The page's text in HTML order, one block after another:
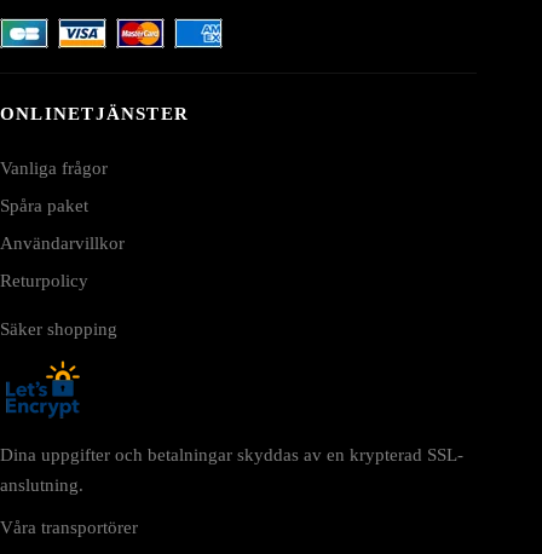
ONLINETJÄNSTER
Vanliga frågor
Spåra paket
Användarvillkor
Returpolicy
Säker shopping
Dina uppgifter och betalningar skyddas av en krypterad SSL-
anslutning.
Våra transportörer